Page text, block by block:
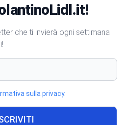
che ti invierà ogni settimana
sulla privacy.